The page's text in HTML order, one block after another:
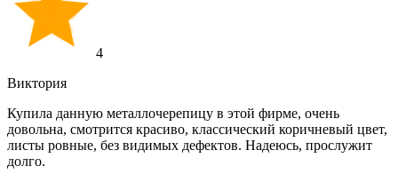
4
Виктория
Купила данную металлочерепицу в этой фирме, очень
довольна, смотрится красиво, классический коричневый цвет,
листы ровные, без видимых дефектов. Надеюсь, прослужит
долго.